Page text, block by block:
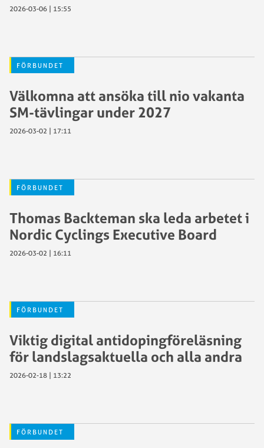
2026-03-06 | 15:55
FÖRBUNDET
Välkomna att ansöka till nio vakanta
SM-tävlingar under 2027
2026-03-02 | 17:11
FÖRBUNDET
Thomas Backteman ska leda arbetet i
Nordic Cyclings Executive Board
2026-03-02 | 16:11
FÖRBUNDET
Viktig digital antidopingföreläsning
för landslagsaktuella och alla andra
2026-02-18 | 13:22
FÖRBUNDET